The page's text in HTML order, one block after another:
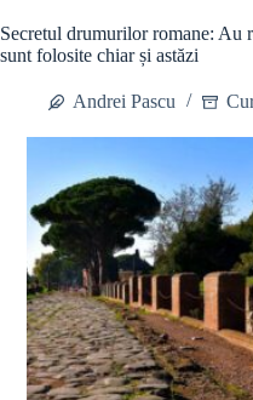
Secretul drumurilor romane: Au
sunt folosite chiar și astăzi
Andrei Pascu